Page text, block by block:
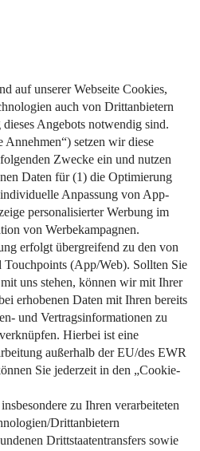
fällig sind und wie Sie dabei
Nutzungsbedingungen
AGB Über uns Bildquellen
Widerrufsformular